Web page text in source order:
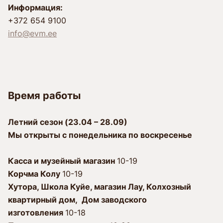
Информация:
+372 654 9100
info@evm.ee
Время работы
Лeтний сезон (23.04 – 28.09)
Мы открыты с пoнeдeльника по воскресенье
Касса и музейный магазин 10-19
Корчма Колу 10-19
Xутора, Школа Куйе, магазин Лау, Колхозный
квартирный дом, Дом заводского
изготовления 10-18